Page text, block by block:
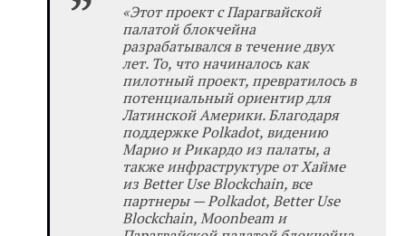
«Этот проект с Парагвайской
палатой блокчейна
разрабатывался в течение двух
лет. То, что начиналось как
пилотный проект, превратилось в
потенциальный ориентир для
Латинской Америки. Благодаря
поддержке Polkadot, видению
Марио и Рикардо из палаты, а
также инфраструктуре от Хайме
из Better Use Blockchain, все
партнеры — Polkadot, Better Use
Blockchain, Moonbeam и